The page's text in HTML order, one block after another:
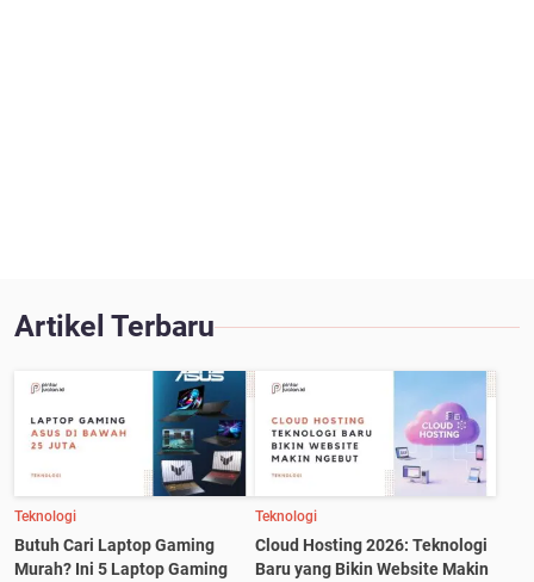
Artikel Terbaru
Teknologi
Butuh Cari Laptop Gaming
Murah? Ini 5 Laptop Gaming
Teknologi
Cloud Hosting 2026: Teknologi
Baru yang Bikin Website Makin